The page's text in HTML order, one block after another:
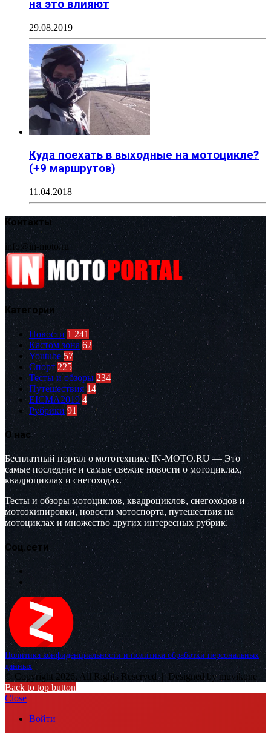
на это влияют
29.08.2019
Куда поехать в выходные на мотоцикле?
(+9 маршрутов)
11.04.2018
Контакты
info@in-moto.ru
Категории
Новости 1 241
Кастом зона 62
Youtube 57
Спорт 225
Тесты и обзоры 234
Путешествия 14
EICMA2019 4
Рубрики 91
О нас
Бесплатный портал о мототехнике IN-MOTO.RU — Это
самые последние и самые свежие новости о мотоциклах,
квадроциклах и снегоходах.
Тесты и обзоры мотоциклов, квадроциклов, снегоходов и
мотоэкипировки, новости мотоспорта, путешествия на
мотоциклах и множество других интересных рубрик.
Соц.сети
Политика конфиденциальности и политика обработки персональных
данных
© Copyright 2026, All Rights Reserved | Designed by muvikone
Back to top button
Close
Войти